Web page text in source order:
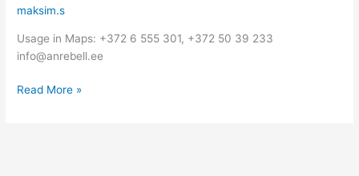
maksim.s
Usage in Maps: +372 6 555 301, +372 50 39 233
info@anrebell.ee
Read More »